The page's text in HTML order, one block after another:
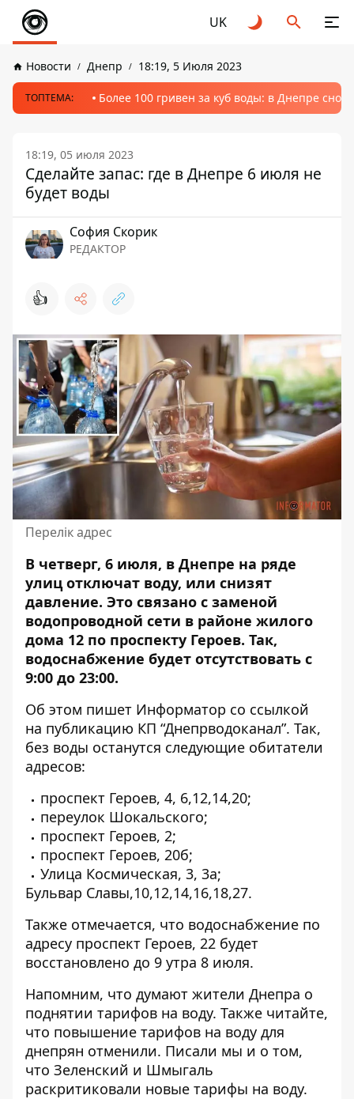
UK
Новости Днепр 18:19, 5 Июля 2023
ТОПТЕМА: Более 100 гривен за куб воды: в Днепре
18:19, 05 июля 2023
Сделайте запас: где в Днепре 6 июля не
будет воды
София Скорик
РЕДАКТОР
👍
Перелік адрес
В четверг, 6 июля, в Днепре на ряде
улиц отключат воду, или снизят
давление. Это связано с заменой
водопроводной сети в районе жилого
дома 12 по проспекту Героев. Так,
водоснабжение будет отсутствовать с
9:00 до 23:00.
Об этом пишет Информатор со ссылкой
на публикацию КП “Днепрводоканал”. Так,
без воды останутся следующие обитатели
адресов:
проспект Героев, 4, 6,12,14,20;
переулок Шокальского;
проспект Героев, 2;
проспект Героев, 20б;
Улица Космическая, 3, 3а;
Бульвар Славы,10,12,14,16,18,27.
Также отмечается, что водоснабжение по
адресу проспект Героев, 22 будет
восстановлено до 9 утра 8 июля.
Напомним, что думают жители Днепра о
поднятии тарифов на воду. Также читайте,
что повышение тарифов на воду для
днепрян отменили. Писали мы и о том,
что Зеленский и Шмыгаль
раскритиковали новые тарифы на воду.